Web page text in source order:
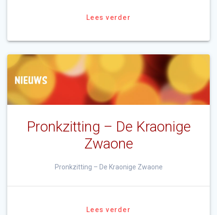
Lees verder
Pronkzitting – De Kraonige
Zwaone
Pronkzitting – De Kraonige Zwaone
Lees verder